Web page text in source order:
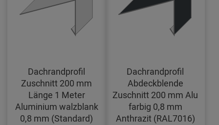
Dachrandprofil
Zuschnitt 200 mm
Länge 1 Meter
Aluminium walzblank
0,8 mm (Standard)
Dachrandprofil
Abdeckblende
Zuschnitt 200 mm Alu
farbig 0,8 mm
Anthrazit (RAL7016)